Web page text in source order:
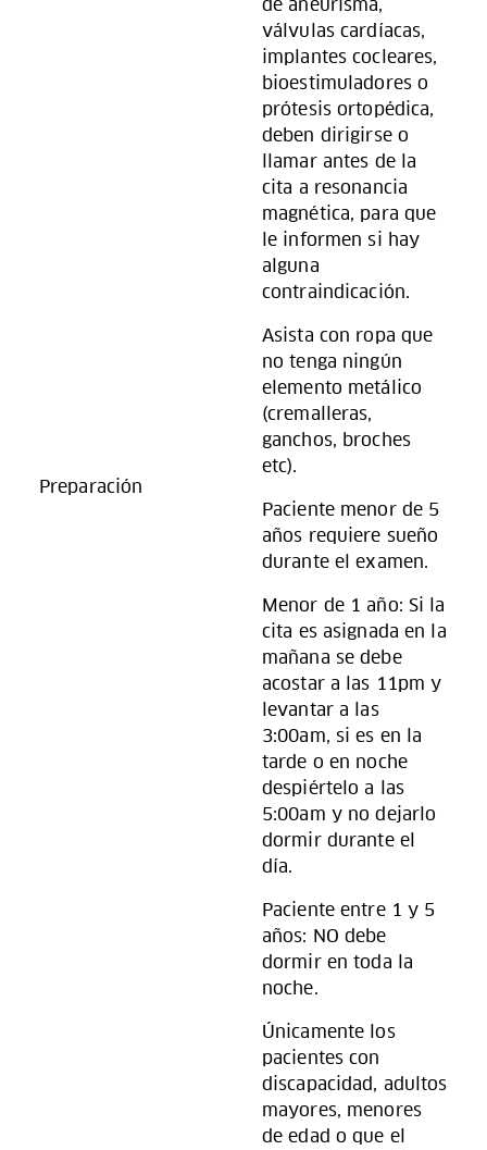
Preparación
de aneurisma,
válvulas cardíacas,
implantes cocleares,
bioestimuladores o
prótesis ortopédica,
deben dirigirse o
llamar antes de la
cita a resonancia
magnética, para que
le informen si hay
alguna
contraindicación.
Asista con ropa que
no tenga ningún
elemento metálico
(cremalleras,
ganchos, broches
etc).
Paciente menor de 5
años requiere sueño
durante el examen.
Menor de 1 año: Si la
cita es asignada en la
mañana se debe
acostar a las 11pm y
levantar a las
3:00am, si es en la
tarde o en noche
despiértelo a las
5:00am y no dejarlo
dormir durante el
día.
Paciente entre 1 y 5
años: NO debe
dormir en toda la
noche.
Únicamente los
pacientes con
discapacidad, adultos
mayores, menores
de edad o que el